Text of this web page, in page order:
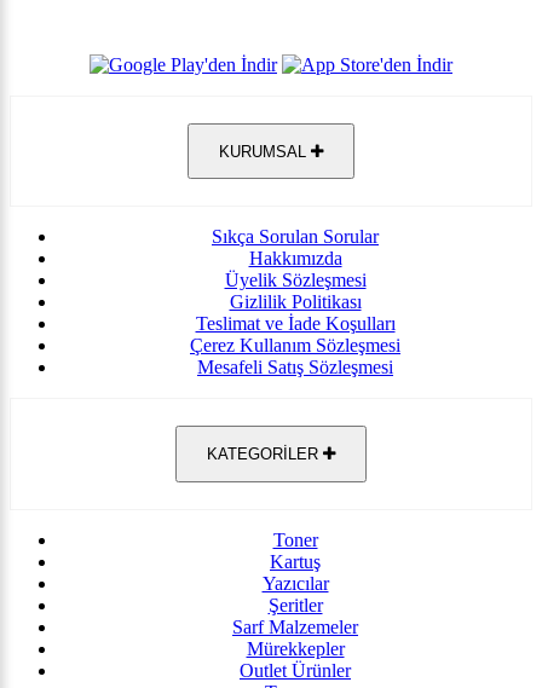
KURUMSAL
Sıkça Sorulan Sorular
Hakkımızda
Üyelik Sözleşmesi
Gizlilik Politikası
Teslimat ve İade Koşulları
Çerez Kullanım Sözleşmesi
Mesafeli Satış Sözleşmesi
KATEGORİLER
Toner
Kartuş
Yazıcılar
Şeritler
Sarf Malzemeler
Mürekkepler
Outlet Ürünler